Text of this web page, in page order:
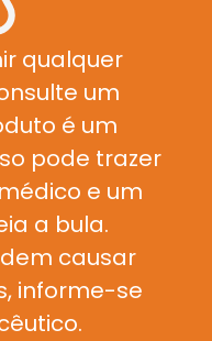
qualquer
um
é um
pode trazer
e um
a bula.
causar
informe-se